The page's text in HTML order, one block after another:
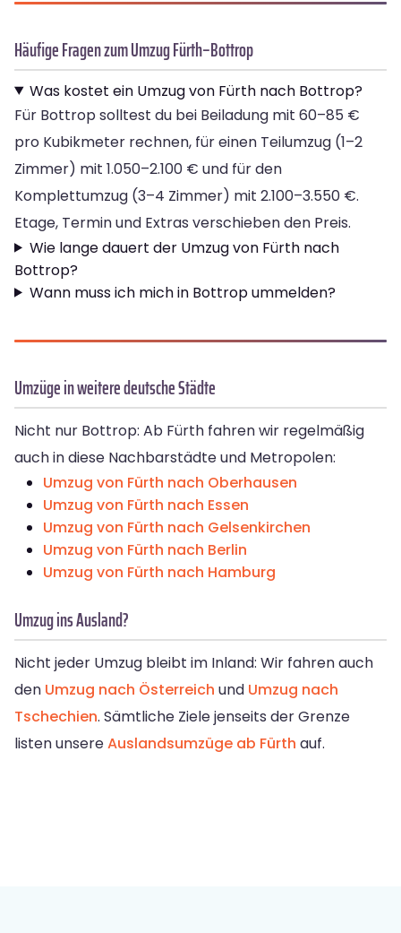
Häufige Fragen zum Umzug Fürth–Bottrop
Was kostet ein Umzug von Fürth nach Bottrop?
Für Bottrop solltest du bei Beiladung mit 60–85 €
pro Kubikmeter rechnen, für einen Teilumzug (1–2
Zimmer) mit 1.050–2.100 € und für den
Komplettumzug (3–4 Zimmer) mit 2.100–3.550 €.
Etage, Termin und Extras verschieben den Preis.
Wie lange dauert der Umzug von Fürth nach
Bottrop?
Wann muss ich mich in Bottrop ummelden?
Umzüge in weitere deutsche Städte
Nicht nur Bottrop: Ab Fürth fahren wir regelmäßig
auch in diese Nachbarstädte und Metropolen:
Umzug von Fürth nach Oberhausen
Umzug von Fürth nach Essen
Umzug von Fürth nach Gelsenkirchen
Umzug von Fürth nach Berlin
Umzug von Fürth nach Hamburg
Umzug ins Ausland?
Nicht jeder Umzug bleibt im Inland: Wir fahren auch
den Umzug nach Österreich und Umzug nach
Tschechien. Sämtliche Ziele jenseits der Grenze
listen unsereAuslandsumzüge ab Fürth auf.